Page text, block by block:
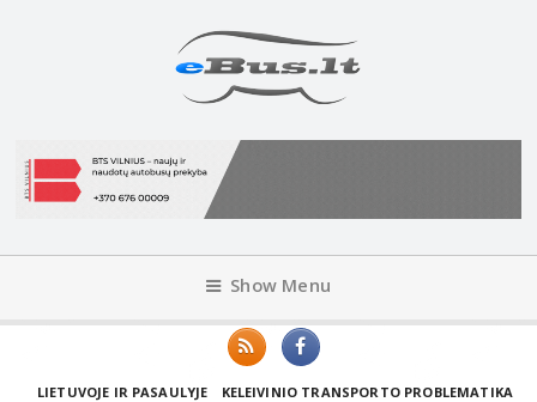
Show Menu
LIETUVOJE IR PASAULYJE
KELEIVINIO TRANSPORTO PROBLEMATIKA